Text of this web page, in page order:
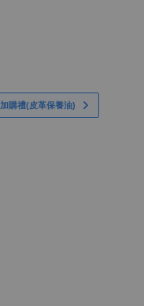
加購禮(皮革保養油)